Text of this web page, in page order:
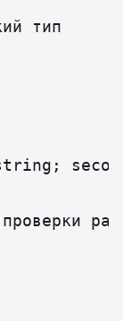
тип